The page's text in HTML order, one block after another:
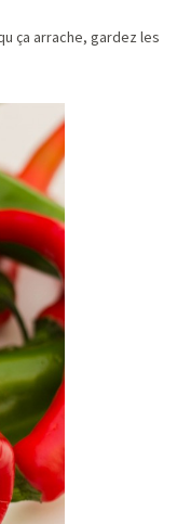
ça arrache, gardez les